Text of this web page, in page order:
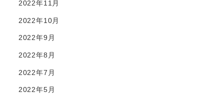
2022年11月
2022年10月
2022年9月
2022年8月
2022年7月
2022年5月